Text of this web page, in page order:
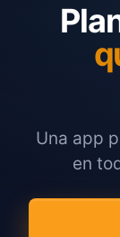
Una app
en